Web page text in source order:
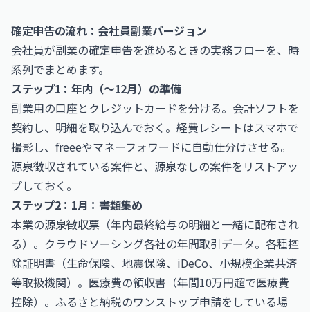
確定申告の流れ：会社員副業バージョン
会社員が副業の確定申告を進めるときの実務フローを、時
系列でまとめます。
ステップ1：年内（〜12月）の準備
副業用の口座とクレジットカードを分ける。会計ソフトを
契約し、明細を取り込んでおく。経費レシートはスマホで
撮影し、freeeやマネーフォワードに自動仕分けさせる。
源泉徴収されている案件と、源泉なしの案件をリストアッ
プしておく。
ステップ2：1月：書類集め
本業の源泉徴収票（年内最終給与の明細と一緒に配布され
る）。クラウドソーシング各社の年間取引データ。各種控
除証明書（生命保険、地震保険、iDeCo、小規模企業共済
等取扱機関）。医療費の領収書（年間10万円超で医療費
控除）。ふるさと納税のワンストップ申請をしている場